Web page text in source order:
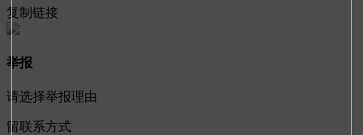
复制链接
举报
请选择举报理由
留联系方式